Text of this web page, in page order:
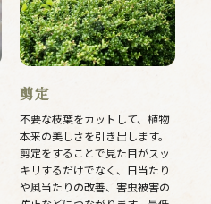
剪定
不要な枝葉をカットして、植物
本来の美しさを引き出します。
剪定をすることで見た目がスッ
キリするだけでなく、日当たり
や風当たりの改善、害虫被害の